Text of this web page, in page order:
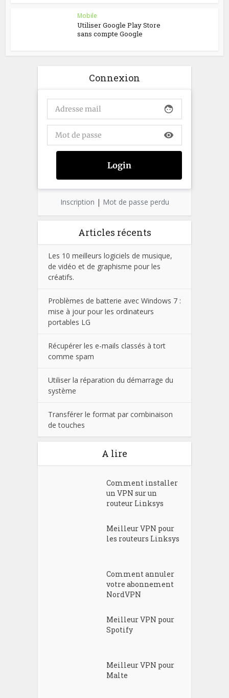
Mobile
Utiliser Google Play Store
sans compte Google
Connexion
face
visibility
Inscription | Mot de passe perdu
Articles récents
Les 10 meilleurs logiciels de musique,
de vidéo et de graphisme pour les
créatifs.
Problèmes de batterie avec Windows 7 :
mise à jour pour les ordinateurs
portables LG
Récupérer les e-mails classés à tort
comme spam
Utiliser la réparation du démarrage du
système
Transférer le format par combinaison
de touches
A lire
Comment installer
un VPN sur un
routeur Linksys
Meilleur VPN pour
les routeurs Linksys
Comment annuler
votre abonnement
NordVPN
Meilleur VPN pour
Spotify
Meilleur VPN pour
Malte